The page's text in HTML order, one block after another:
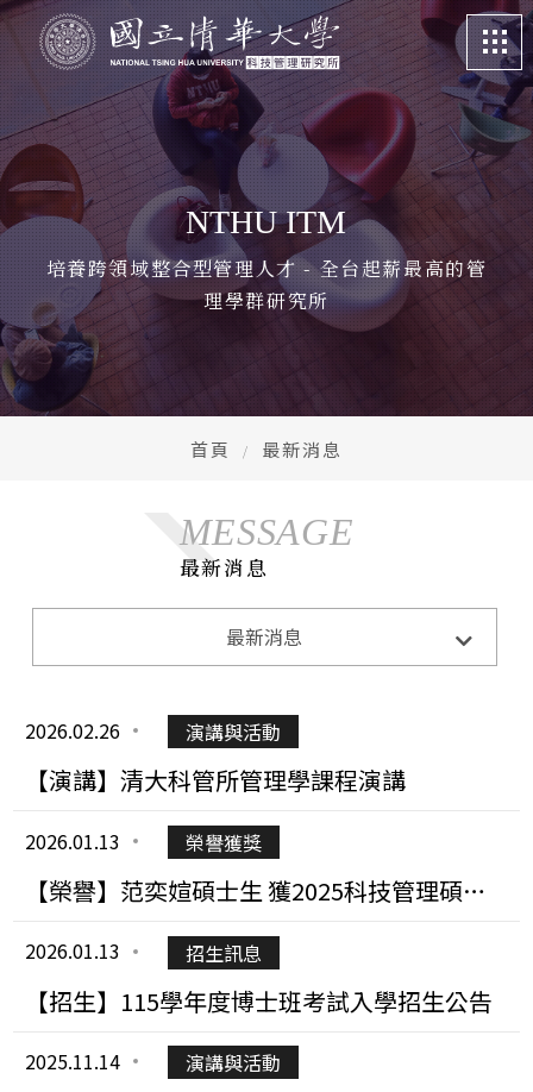
關於我們 About
課程特色 Program
招生訊息 Admission
系所成員 Faculty
學生專區 Student life
NTHU ITM
培養跨領域整合型管理人才 - 全台起薪最高的管
理學群研究所
首頁 最新消息
MESSAGE
最新消息
最新消息
Announcements
演講與活動Lecture&Activity
CE0下午茶CEO Teatime
2026.02.26 演講與活動
【演講】清大科管所管理學課程演講
2026.01.13 榮譽獲獎
【榮譽】范奕媗碩士生 獲2025科技管理碩士
2026.01.13 招生訊息
【招生】115學年度博士班考試入學招生公告
2025.11.14 演講與活動